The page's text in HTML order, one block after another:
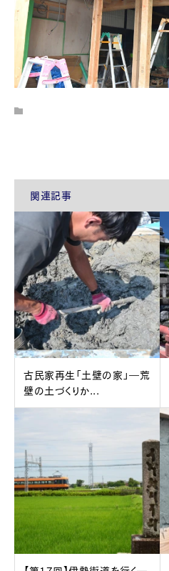
関連記事
古民家再生「土壁の家」―荒
壁の土づくりか...